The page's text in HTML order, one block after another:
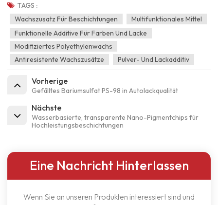
TAGS :
Wachszusatz Für Beschichtungen
Multifunktionales Mittel
Funktionelle Additive Für Farben Und Lacke
Modifiziertes Polyethylenwachs
Antiresistente Wachszusätze
Pulver- Und Lackadditiv
Vorherige
Gefälltes Bariumsulfat PS-98 in Autolackqualität
Nächste
Wasserbasierte, transparente Nano-Pigmentchips für
Hochleistungsbeschichtungen
Eine Nachricht Hinterlassen
Wenn Sie an unseren Produkten interessiert sind und